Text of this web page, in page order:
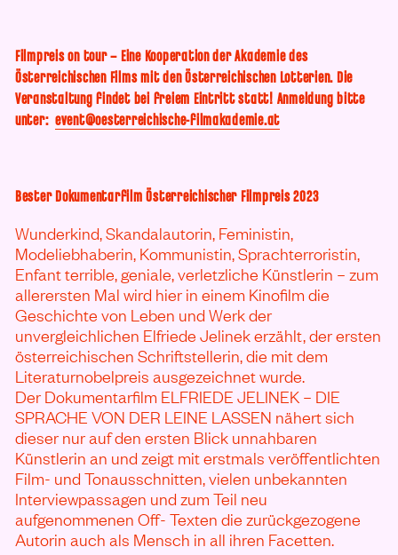
Filmpreis on tour – Eine Kooperation der Akademie des
Österreichischen Films mit den Österreichischen Lotterien. Die
Veranstaltung findet bei freiem Eintritt statt! Anmeldung bitte
unter: event@oesterreichische-filmakademie.at
Bester Dokumentarfilm Österreichischer Filmpreis 2023
Wunderkind, Skandalautorin, Feministin,
Modeliebhaberin, Kommunistin, Sprachterroristin,
Enfant terrible, geniale, verletzliche Künstlerin – zum
allerersten Mal wird hier in einem Kinofilm die
Geschichte von Leben und Werk der
unvergleichlichen Elfriede Jelinek erzählt, der ersten
österreichischen Schriftstellerin, die mit dem
Literaturnobelpreis ausgezeichnet wurde.
Der Dokumentarfilm ELFRIEDE JELINEK – DIE
SPRACHE VON DER LEINE LASSEN nähert sich
dieser nur auf den ersten Blick unnahbaren
Künstlerin an und zeigt mit erstmals veröffentlichten
Film- und Tonausschnitten, vielen unbekannten
Interviewpassagen und zum Teil neu
aufgenommenen Off- Texten die zurückgezogene
Autorin auch als Mensch in all ihren Facetten.